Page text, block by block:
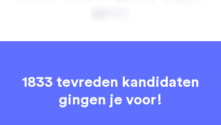
1833 tevreden kandidaten
gingen je voor!